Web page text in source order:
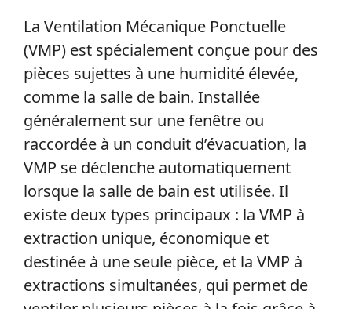
La Ventilation Mécanique Ponctuelle
(VMP) est spécialement conçue pour des
pièces sujettes à une humidité élevée,
comme la salle de bain. Installée
généralement sur une fenêtre ou
raccordée à un conduit d’évacuation, la
VMP se déclenche automatiquement
lorsque la salle de bain est utilisée. Il
existe deux types principaux : la VMP à
extraction unique, économique et
destinée à une seule pièce, et la VMP à
extractions simultanées, qui permet de